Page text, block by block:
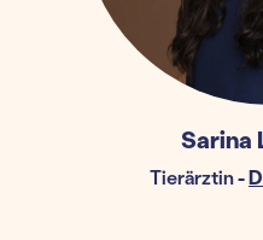
Sarina
Tierärztin-